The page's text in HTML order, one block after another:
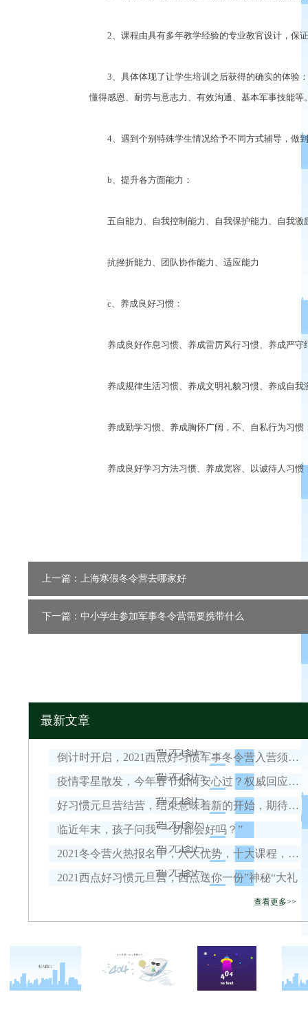
2、课程由具有多年教学经验的专业教官设计，保
3、具体体现了让学生培训之后获得的确实的体验：
懂得感恩、耐劳与意志力、有效沟通、基本军事技能等
4、遇到个别特殊学生情况给予不同方式辅导，做
b、提升各方面能力：
五自能力、自我控制能力、自我保护能力、自我激
抗挫折能力、团队协作能力、适应能力
c、养成良好习惯：
养成良好作息习惯、养成雷厉风行习惯、养成严守
养成规律生活习惯、养成文明礼貌习惯、养成自我
养成勤学习惯、养成胸怀广阔，不、自私行为习惯
养成良好学习方法习惯、养成宽容、以诚待人习惯
上一篇：上海寒假冬令营去哪家好
下一篇：中小学生参加军事冬令营需要携带什么
最新文章
倒计时开启，2021西点好习惯军事冬令营入营须知！
疫情零星散发，今年春节如何安心过？权威回应来了！
好习惯元旦营结营，结束意味着新的开始，期待我们下一次的相遇！
临近年末，孩子问我“一切都会好吗？”
2021冬令营火热报名中，六大优势，十大课程，安全保障全面升级！
2021西点好习惯元旦营，西点送你一份”神秘“大礼
查看更多>>